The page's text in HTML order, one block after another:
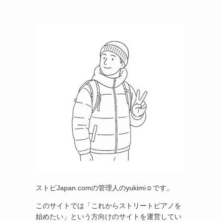
ストピJapan.comの管理人のyukimi☺です。
このサイトでは「これからストリートピアノを
始めたい」という方向けのサイトを運営してい